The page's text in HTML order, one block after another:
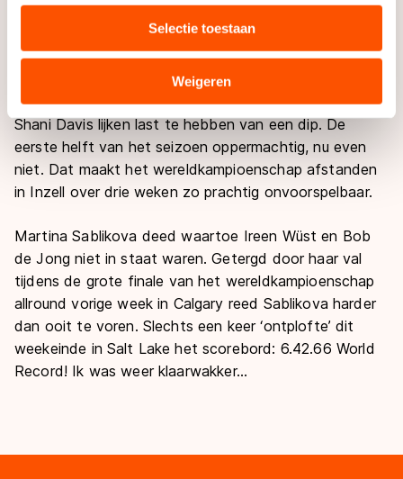
combineren met andere gegevens die u aan hen heeft
verstrekt of die zij hebben verzameld via hun services.
Sommige partners kunnen gegevens doorgeven aan
landen buiten de EU, zoals de VS, waar mogelijk geen
adequaat beschermingsniveau geldt volgens de GDPR.
Door op ‘Toestaan’ te klikken, stemt u in met deze
overdracht. Meer informatie vindt u in onscookiebeleid.
Selectie toestaan
Weigeren
diverse kanten keihard aangevallen. Een expliciete
mening over deze ‘zaak’ laat ik daarom liever over aan
anderen. Ik ben er klaar mee, Claudia nog niet.
Over schaatsmoeheid gesproken: Christine Nesbitt en
Shani Davis lijken last te hebben van een dip. De
eerste helft van het seizoen oppermachtig, nu even
niet. Dat maakt het wereldkampioenschap afstanden
in Inzell over drie weken zo prachtig onvoorspelbaar.
Martina Sablikova deed waartoe Ireen Wüst en Bob
de Jong niet in staat waren. Getergd door haar val
tijdens de grote finale van het wereldkampioenschap
allround vorige week in Calgary reed Sablikova harder
dan ooit te voren. Slechts een keer ‘ontplofte’ dit
weekeinde in Salt Lake het scorebord: 6.42.66 World
Record! Ik was weer klaarwakker…